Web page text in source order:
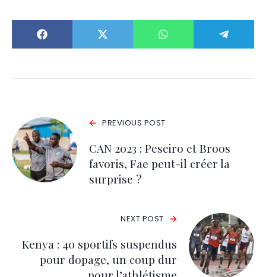
PREVIOUS POST
CAN 2023 : Peseiro et Broos
favoris, Fae peut-il créer la
surprise ?
NEXT POST
Kenya : 40 sportifs suspendus
pour dopage, un coup dur